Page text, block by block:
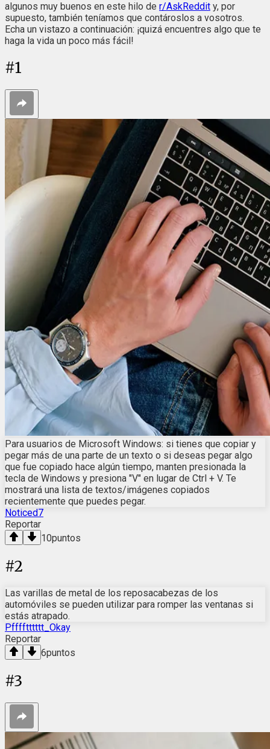
algunos muy buenos en este hilo de r/AskReddit y, por
supuesto, también teníamos que contároslos a vosotros.
Echa un vistazo a continuación: ¡quizá encuentres algo que te
haga la vida un poco más fácil!
#1
Para usuarios de Microsoft Windows: si tienes que copiar y
pegar más de una parte de un texto o si deseas pegar algo
que fue copiado hace algún tiempo, manten presionada la
tecla de Windows y presiona "V" en lugar de Ctrl + V. Te
mostrará una lista de textos/imágenes copiados
recientemente que puedes pegar.
Noticed7
Reportar
10puntos
#2
Las varillas de metal de los reposacabezas de los
automóviles se pueden utilizar para romper las ventanas si
estás atrapado.
Pfffftttttt_Okay
Reportar
6puntos
#3